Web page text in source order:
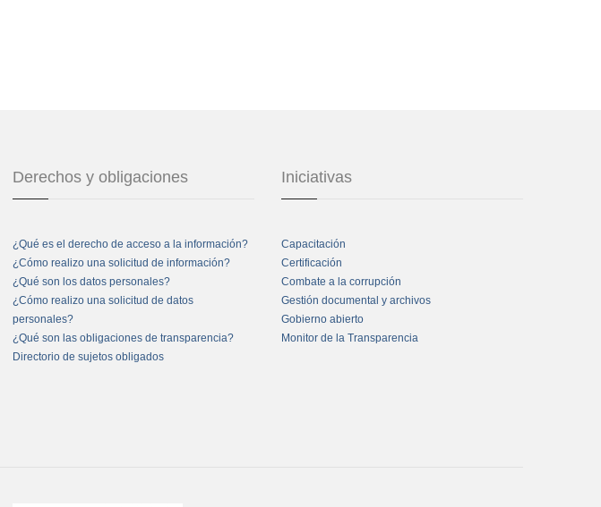
Derechos y obligaciones
¿Qué es el derecho de acceso a la información?
¿Cómo realizo una solicitud de información?
¿Qué son los datos personales?
¿Cómo realizo una solicitud de datos
personales?
¿Qué son las obligaciones de transparencia?
Directorio de sujetos obligados
Iniciativas
Capacitación
Certificación
Combate a la corrupción
Gestión documental y archivos
Gobierno abierto
Monitor de la Transparencia